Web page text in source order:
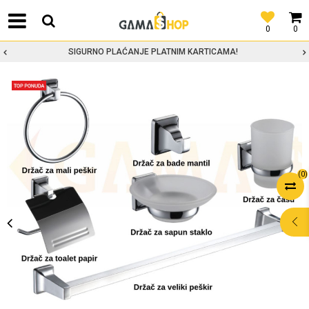
0
0
SIGURNO PLAĆANJE PLATNIM KARTICAMA!
(0)
POMOĆ PRI
KUPOVINI